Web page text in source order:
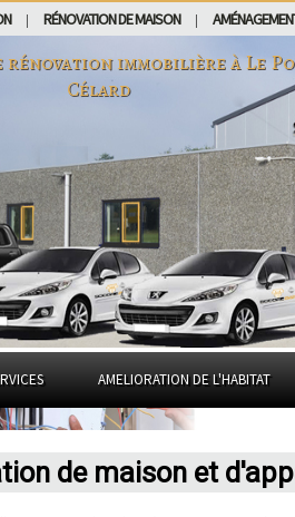
RÉNOVATION DE MAISON
rénovation immobilière àLe
Célard
AMELIORATION DE L'HABITAT
de maison et